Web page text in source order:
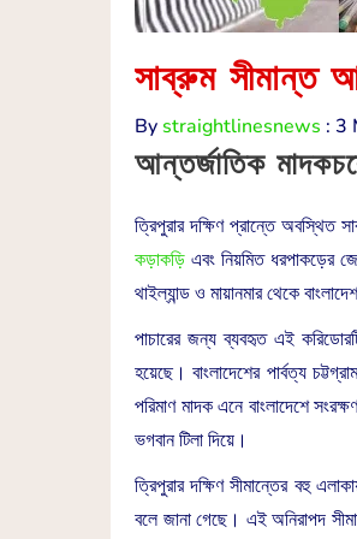
সাব্রুম সীমান্ত
Bystraightlinesnews : 3
আন্তর্জাতিক
ত্রিপুরার দক্ষিণ প্রান্তে অবস্থিত
কড়াকড়ি এবং নিয়মিত ধরপাকড়ের
থাইল্যান্ড ও মায়ানমার থেকে
পাচারের জন্য ব্যবহৃত এই
হয়েছে। বাংলাদেশের পার্বত্য
পরিমাণ মাদক এনে বাংলাদেশে
ভগবান টিলা দিয়ে।
ত্রিপুরার দক্ষিণ সীমান্তের বহু
বলে জানা গেছে। এই অনিরাপদ